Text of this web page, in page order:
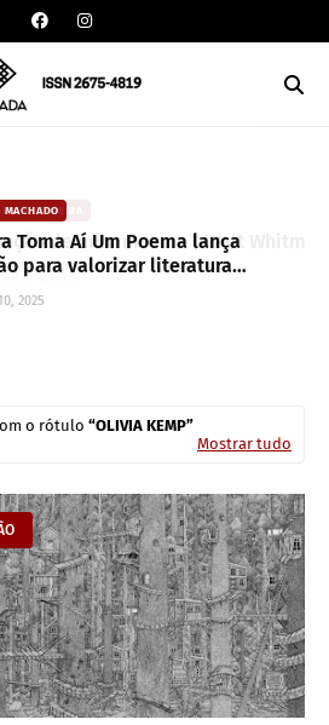
MACHADO
Toma Aí Um Poema lança
para valorizar literatura
10, 2025
POESIA
de mim mesmo | Walt Whitman
10, 2022
o rótulo
OLIVIA KEMP
Mostrar tudo